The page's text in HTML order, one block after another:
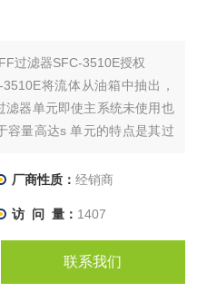
过滤器SFC-3510E授权
将流体从油箱中抽出，
滤器单元即使主系统未使用也
容量高达s 单元的特点是其过
线过滤器单元可以轻松安装
厂商性质： 经销商
访 问 量： 1407
联系我们